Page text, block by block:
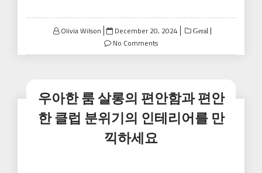
Olivia Wilson
Posted
on
December 20, 2024 Geral
No Comments
우아한 룸 살롱의 편안함과 편안
한 클럽 분위기의 인테리어를 만
끽하세요